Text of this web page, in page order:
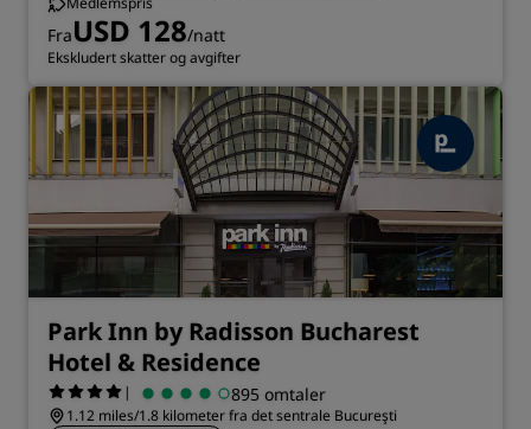
FraUSD 128/natt
Ekskludert skatter og avgifter
Park Inn by Radisson Bucharest
Hotel & Residence
| 895 omtaler
1.12 miles/1.8 kilometer fra det sentrale Bucureşti